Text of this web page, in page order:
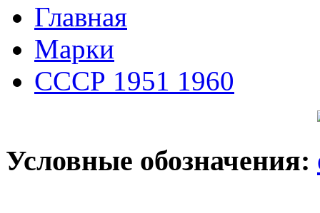
Главная
Марки
СССР 1951 1960
Условные обозначения: